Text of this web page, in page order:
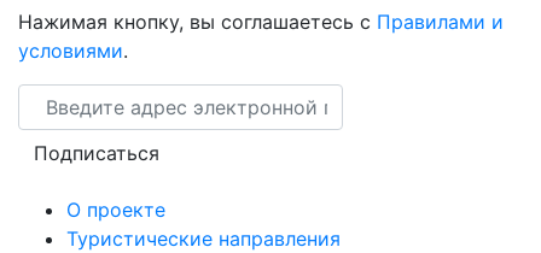
Нажимая кнопку, вы соглашаетесь с Правилами и
условиями.
Email
Подписаться
О проекте
Туристические направления